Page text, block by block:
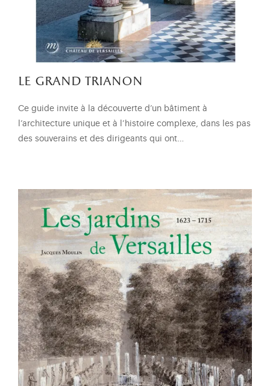
le grand trianon
Ce guide invite à la découverte d’un bâtiment à
l’architecture unique et à l’histoire complexe, dans les pas
des souverains et des dirigeants qui ont…